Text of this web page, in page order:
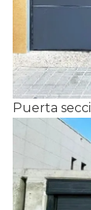
Puerta